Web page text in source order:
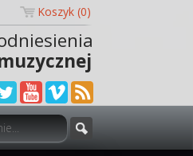
Koszyk (0)